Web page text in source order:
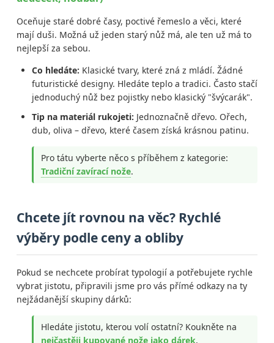
Oceňuje staré dobré časy, poctivé řemeslo a věci, které
mají duši. Možná už jeden starý nůž má, ale ten už má to
nejlepší za sebou.
Co hledáte: Klasické tvary, které zná z mládí. Žádné
futuristické designy. Hledáte teplo a tradici. Často stačí
jednoduchý nůž bez pojistky nebo klasický "švýcarák".
Tip na materiál rukojeti: Jednoznačně dřevo. Ořech,
dub, oliva – dřevo, které časem získá krásnou patinu.
Pro tátu vyberte něco s příběhem z kategorie:
Tradiční zavírací nože.
Chcete jít rovnou na věc? Rychlé
výběry podle ceny a obliby
Pokud se nechcete probírat typologií a potřebujete rychle
vybrat jistotu, připravili jsme pro vás přímé odkazy na ty
nejžádanější skupiny dárků:
Hledáte jistotu, kterou volí ostatní? Koukněte na
nejčastěji kupované nože jako dárek.